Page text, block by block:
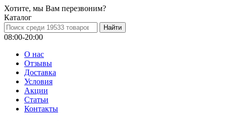
Хотите, мы Вам перезвоним?
Каталог
08:00-20:00
О нас
Отзывы
Доставка
Условия
Aкции
Статьи
Контакты